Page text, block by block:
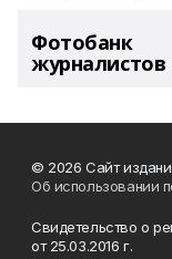
Фотобанк
журналистов
© 2026 Сайт
Об использовании
Свидетельство о
от 25.03.2016 г.